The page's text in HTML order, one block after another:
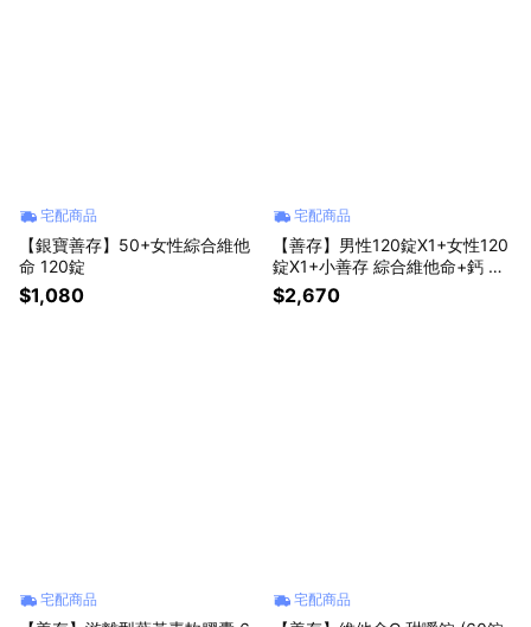
宅配商品
【銀寶善存】50+女性綜合維他
命 120錠
$1,080
宅配商品
【善存】男性120錠X1+女性120
錠X1+小善存 綜合維他命+鈣 橘
子口味甜嚼錠90錠X1(共3盒)
$2,670
宅配商品 宅配商品